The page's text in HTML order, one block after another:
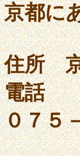
京都に
住所 京
電話
０７５